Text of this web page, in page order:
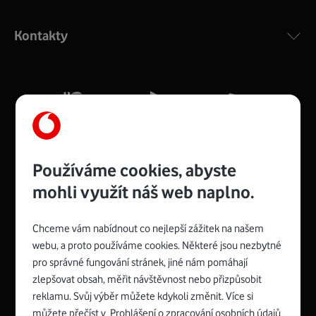
silný signál pro celou domácnost. Kompaktní rozměry 21
Více o COMPAL CH7465VF
Zyxel VMG8623-T50B:
Rozměry modemu jsou 16 x 22 x 7,5 cm (včetně stojánku)
a nabízí 4 gigabitové LAN porty a bezdrátové připojení Wi-
Spojte se s Vodafonem
Kontakty
Používáme cookies, abyste
mohli využít náš web naplno.
Chceme vám nabídnout co nejlepší zážitek na našem
webu, a proto používáme cookies. Některé jsou nezbytné
pro správné fungování stránek, jiné nám pomáhají
zlepšovat obsah, měřit návštěvnost nebo přizpůsobit
reklamu. Svůj výběr můžete kdykoli změnit. Více si
můžete přečíst v Prohlášení o zpracování osobních údajů